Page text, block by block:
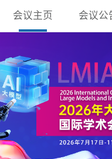
会议主页 会议公